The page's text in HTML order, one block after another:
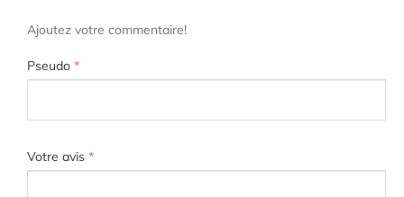
Ajoutez votre commentaire!
Pseudo *
Votre avis *